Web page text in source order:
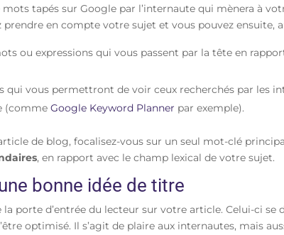
tapés sur Google par l’internaute qui mènera à
prendre en compte votre sujet et vous pouvez ensuite,
ou expressions qui vous passent par la tête en
qui vous permettront de voir ceux recherchés par les
(comme Google Keyword Planner par exemple).
de blog, focalisez-vous sur un seul mot-clé
, en rapport avec le champ lexical de votre sujet.
bonne idée de titre
porte d’entrée du lecteur sur votre article. Celui-ci se
optimisé. Il s’agit de plaire aux internautes, mais